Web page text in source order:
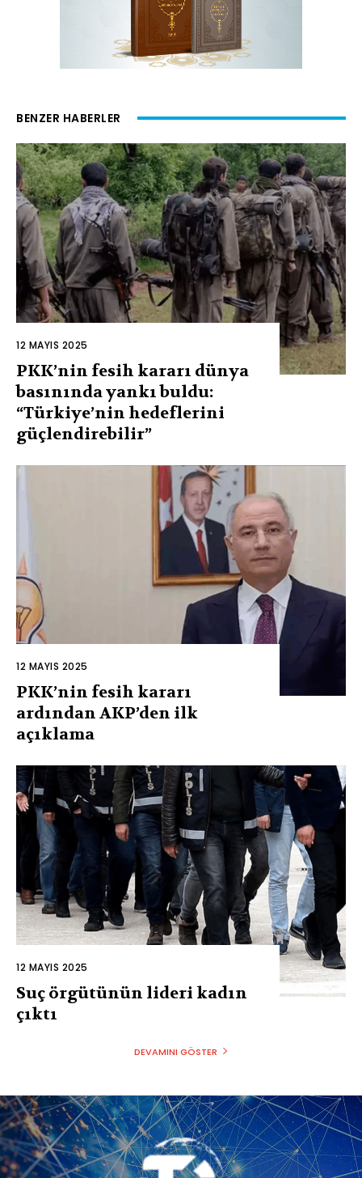
BENZER HABERLER
12 MAYIS 2025
PKK’nin fesih kararı dünya
basınında yankı buldu:
“Türkiye’nin hedeflerini
güçlendirebilir”
12 MAYIS 2025
PKK’nin fesih kararı
ardından AKP’den ilk
açıklama
12 MAYIS 2025
Suç örgütünün lideri kadın
çıktı
DEVAMINI GÖSTER